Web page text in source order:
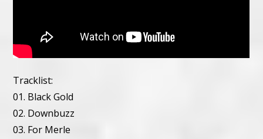
Tracklist:
01. Black Gold
02. Downbuzz
03. For Merle